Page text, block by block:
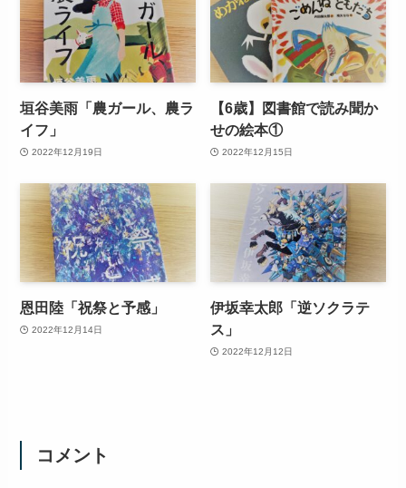
垣谷美雨「農ガール、農ラ
イフ」
2022年12月19日
【6歳】図書館で読み聞か
せの絵本①
2022年12月15日
恩田陸「祝祭と予感」
2022年12月14日
伊坂幸太郎「逆ソクラテ
ス」
2022年12月12日
コメント